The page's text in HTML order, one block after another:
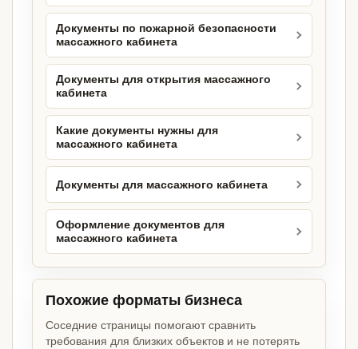
Документы по пожарной безопасности
массажного кабинета
Документы для открытия массажного
кабинета
Какие документы нужны для
массажного кабинета
Документы для массажного кабинета
Оформление документов для
массажного кабинета
Похожие форматы бизнеса
Соседние страницы помогают сравнить
требования для близких объектов и не потерять